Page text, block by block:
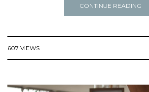
CONTINUE READING
607 VIEWS